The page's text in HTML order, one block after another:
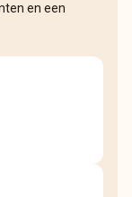
en een